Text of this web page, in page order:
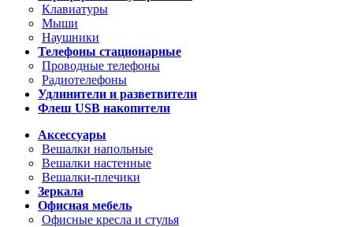
Клавиатуры
Мыши
Наушники
Телефоны стационарные
Проводные телефоны
Радиотелефоны
Удлинители и разветвители
Флеш USB накопители
Аксессуары
Вешалки напольные
Вешалки настенные
Вешалки-плечики
Зеркала
Офисная мебель
Офисные кресла и стулья